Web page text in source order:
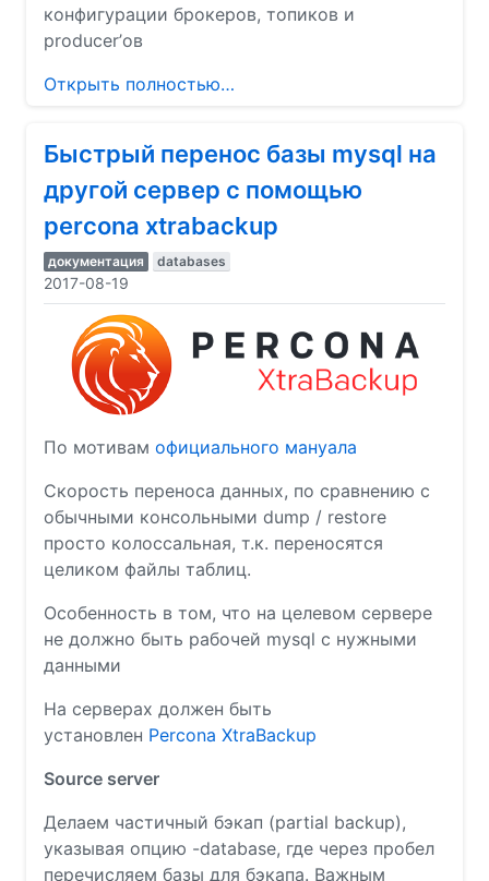
конфигурации брокеров, топиков и
producer’ов
Открыть полностью…
Быстрый перенос базы mysql на
другой сервер с помощью
percona xtrabackup
документация databases
2017-08-19
По мотивам официального мануала
Скорость переноса данных, по сравнению с
обычными консольными dump / restore
просто колоссальная, т.к. переносятся
целиком файлы таблиц.
Особенность в том, что на целевом сервере
не должно быть рабочей mysql с нужными
данными
На серверах должен быть
установлен Percona XtraBackup
Source server
Делаем частичный бэкап (partial backup),
указывая опцию -database, где через пробел
перечисляем базы для бэкапа. Важным